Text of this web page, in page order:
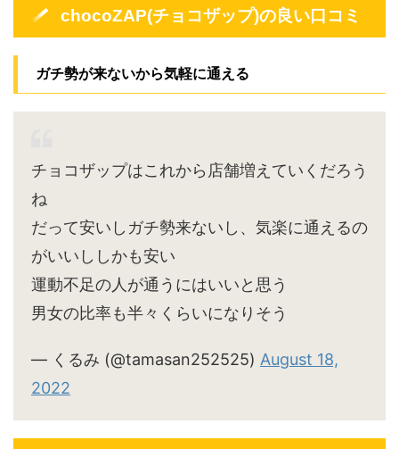
chocoZAP(チョコザップ)の良い口コミ
ガチ勢が来ないから気軽に通える
チョコザップはこれから店舗増えていくだろう
ね
だって安いしガチ勢来ないし、気楽に通えるの
がいいししかも安い
運動不足の人が通うにはいいと思う
男女の比率も半々くらいになりそう
— くるみ (@tamasan252525) August 18,
2022